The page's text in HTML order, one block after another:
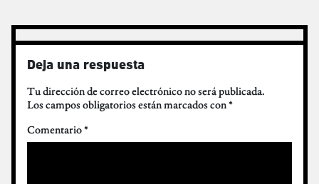
Deja una respuesta
Tu dirección de correo electrónico no será publicada.
Los campos obligatorios están marcados con*
Comentario*